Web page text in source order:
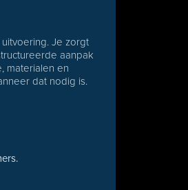
Je zorgt
aanpak
materialen en
dat nodig is.